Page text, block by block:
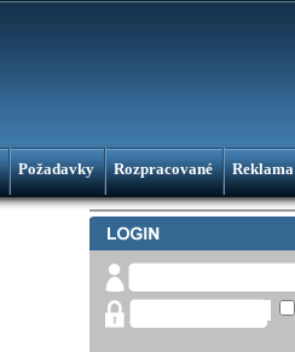
Požadavky Rozpracované Reklama